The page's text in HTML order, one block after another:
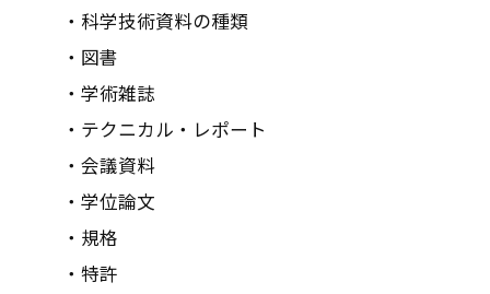
・科学技術資料の種類
・図書
・学術雑誌
・テクニカル・レポート
・会議資料
・学位論文
・規格
・特許